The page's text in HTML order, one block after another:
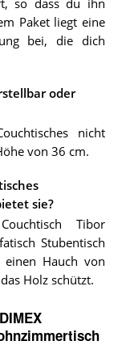
so dass du ihn
Paket liegt eine
bei, die dich
oder
nicht
von 36 cm.
sie?
Tibor
Stubentisch
Hauch von
Holz schützt.